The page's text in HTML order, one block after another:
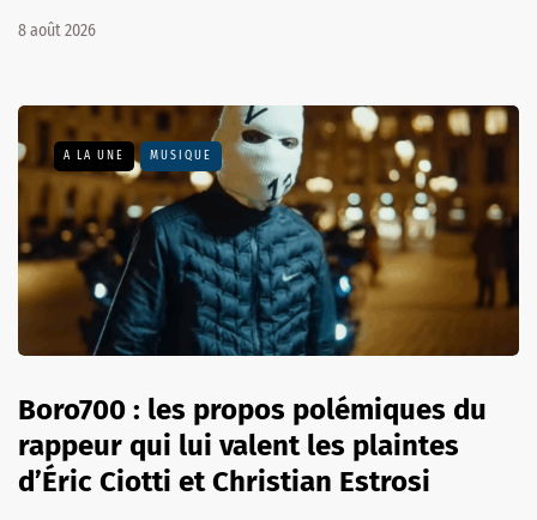
8 août 2026
A LA UNE MUSIQUE
Boro700 : les propos polémiques du
rappeur qui lui valent les plaintes
d’Éric Ciotti et Christian Estrosi